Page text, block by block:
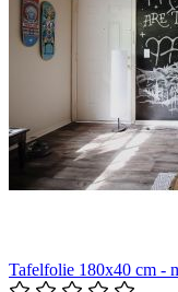
Tafelfolie 180x40 cm -